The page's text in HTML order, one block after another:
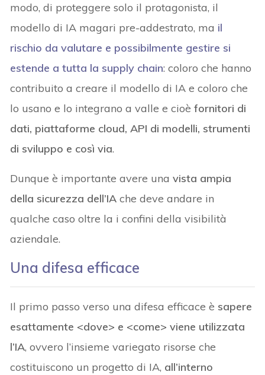
modo, di proteggere solo il protagonista, il
modello di IA magari pre-addestrato, ma il
rischio da valutare e possibilmente gestire si
estende a tutta la supply chain: coloro che hanno
contribuito a creare il modello di IA e coloro che
lo usano e lo integrano a valle e cioèfornitori di
dati, piattaforme cloud, API di modelli, strumenti
di sviluppo e così via.
Dunque è importante avere unavista ampia
della sicurezza dell’IA che deve andare in
qualche caso oltre la i confini della visibilità
aziendale.
Una difesa efficace
Il primo passo verso una difesa efficace è sapere
esattamente <dove> e <come> viene utilizzata
l’IA, ovvero l’insieme variegato risorse che
costituiscono un progetto di IA, all’interno